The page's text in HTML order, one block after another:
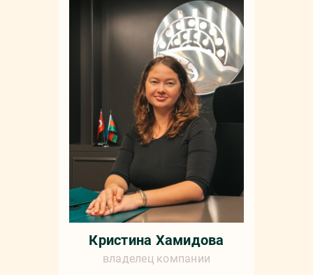
Кристина Хамидова
владелец компании